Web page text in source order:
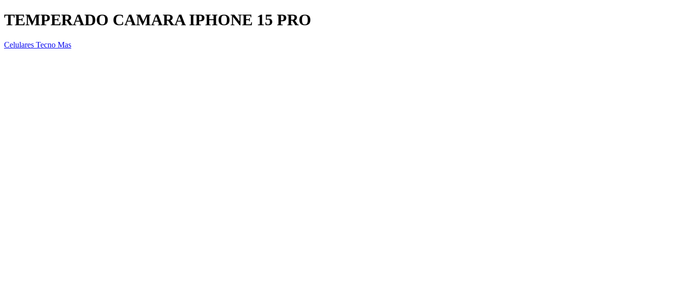
TEMPERADO CAMARA IPHONE 15 PRO
Celulares Tecno Mas